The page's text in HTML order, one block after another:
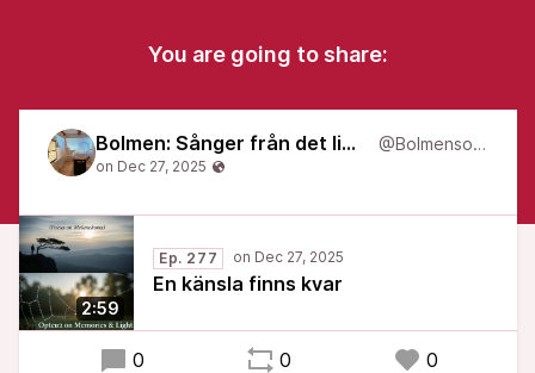
You are going to share:
Bolmen: Sånger från det liminala @Bolmensongs
2:59
Ep. 277
En känsla finns kvar
0 0 0